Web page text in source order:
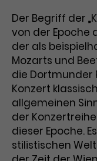
Laufzeit 1
Zweck
Zweck
Name IDE
Der Begriff der
von der Epoche
der als
Mozarts und
die Dortmunder
Konzert
allgemeinen
der
dieser Epoche.
stilistischen